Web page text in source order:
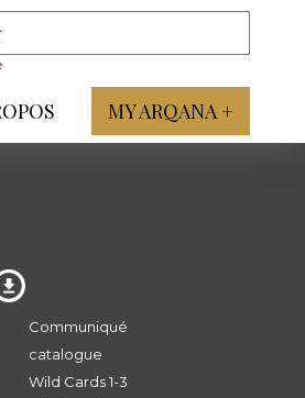
MY ARQANA +
Communiqué
catalogue
Wild Cards 1-3